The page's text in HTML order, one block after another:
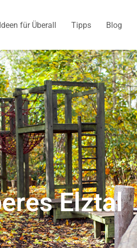
Ideen für Überall Tipps Blog
Elztal